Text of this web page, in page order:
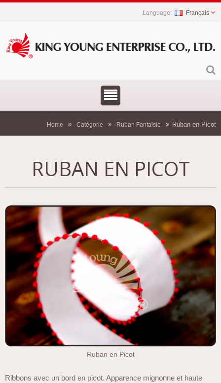
Français
Home Catégorie Ruban Fantaisie Ruban en Picot
RUBAN EN PICOT
Ruban en Picot
Ribbons avec un bord en picot. Apparence mignonne et haute